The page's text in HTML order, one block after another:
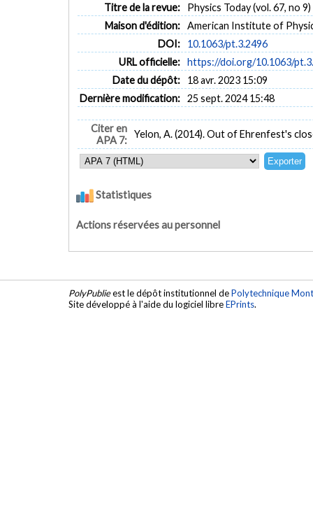
Titre de la revue:
Physics Today (vol. 67, no 9)
Maison d'édition: American Institute of
DOI:
10.1063/pt.3.2496
URL officielle: https://doi.org/10.1063/
Date du dépôt:
18 avr. 2023 15:09
Dernière modification: 25 sept. 2024 15:48
Citer en
APA 7:
Yelon, A. (2014). Out of Ehrenfest's
Statistiques
Actions réservées au personnel
PolyPublieest le dépôt institutionnel dePolytechnique
Site développé à l'aide du logiciel libreEPrints.